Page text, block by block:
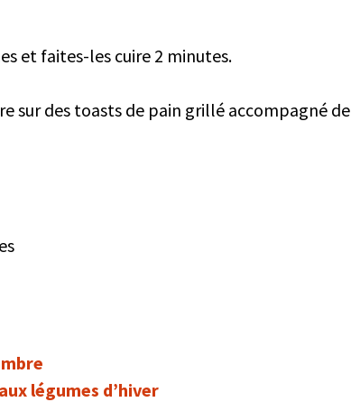
et faites-les cuire 2 minutes.
sur des toasts de pain grillé accompagné de
légumes d’hiver